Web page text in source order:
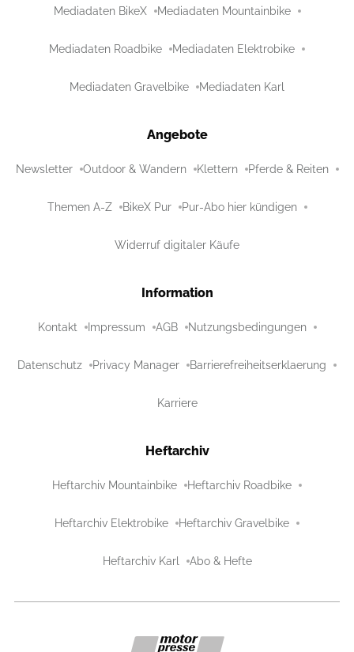
Mediadaten BikeX Mediadaten Mountainbike
Mediadaten Roadbike Mediadaten Elektrobike
Mediadaten Gravelbike Mediadaten Karl
Angebote
Newsletter Outdoor & Wandern Klettern Pferde & Reiten
Themen A-Z BikeX Pur Pur-Abo hier kündigen
Widerruf digitaler Käufe
Information
Kontakt Impressum AGB Nutzungsbedingungen
Datenschutz Privacy Manager Barrierefreiheitserklaerung
Karriere
Heftarchiv
Heftarchiv Mountainbike Heftarchiv Roadbike
Heftarchiv Elektrobike Heftarchiv Gravelbike
Heftarchiv Karl Abo & Hefte